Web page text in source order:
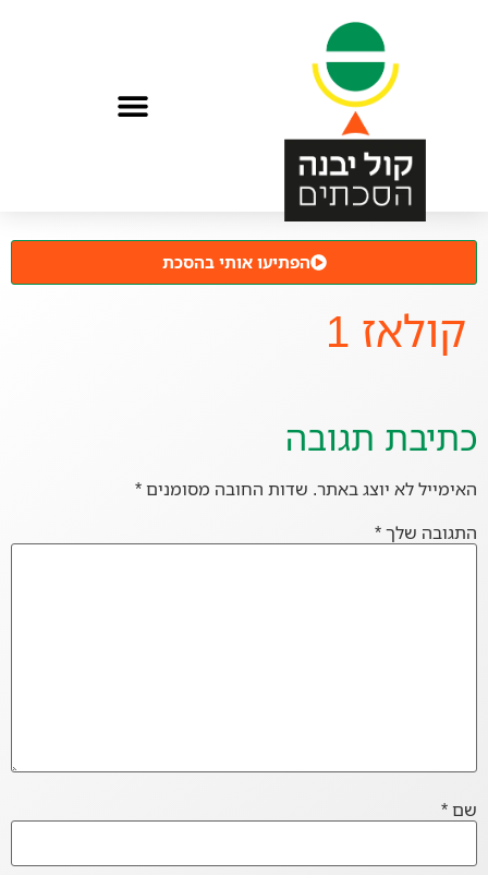
הפתיעו אותי בהסכת
קולאז 1
כתיבת תגובה
האימייל לא יוצג באתר. שדות החובה מסומנים*
התגובה שלך*
שם*